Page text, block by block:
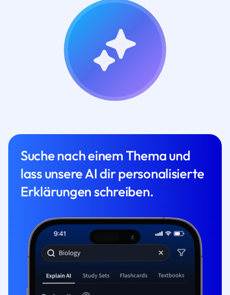
Suche nach einem Thema und
lass unsere AI dir personalisierte
Erklärungen schreiben.